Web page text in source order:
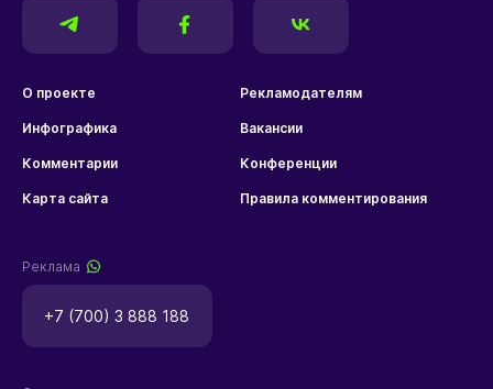
О проекте Рекламодателям
Инфографика Вакансии
Комментарии Конференции
Карта сайта Правила комментирования
Реклама
+7 (700) 3 888 188